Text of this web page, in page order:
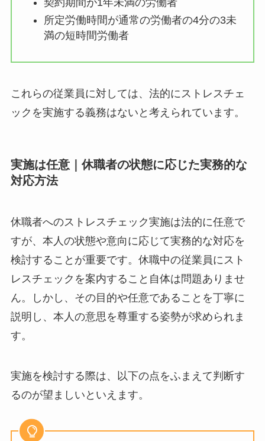
海外の現地法人に長期間出張している
従業員
契約期間が1年未満の労働者
所定労働時間が通常の労働者の4分の3
な対応方法
休職者へのストレスチェック実施は法的に任意で
すが、本人の状態や意向に応じて実務的な対応を
検討することが重要です。休職中の従業員にスト
レスチェックを案内すること自体は問題ありませ
ん。しかし、その目的や任意であることを丁寧に
す。
るのが望ましいといえます。